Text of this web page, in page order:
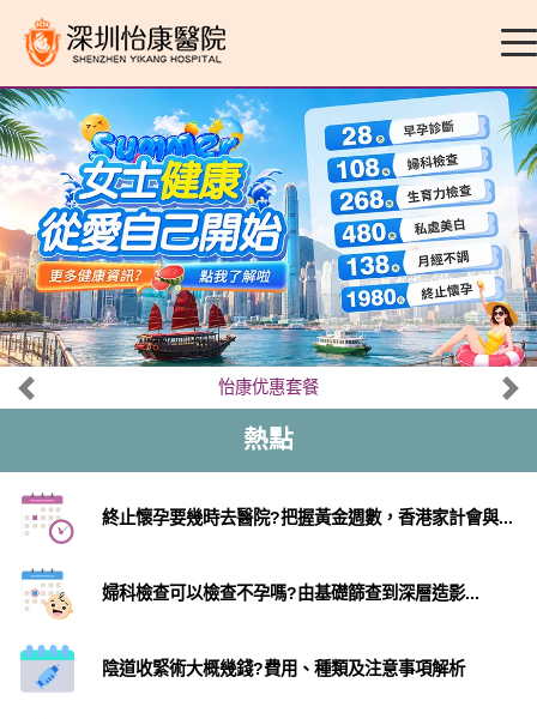
怡康优惠套餐
熱點
終止懷孕要幾時去醫院?把握黃金週數，香港家計會與...
婦科檢查可以檢查不孕嗎?由基礎篩查到深層造影...
陰道收緊術大概幾錢?費用、種類及注意事項解析